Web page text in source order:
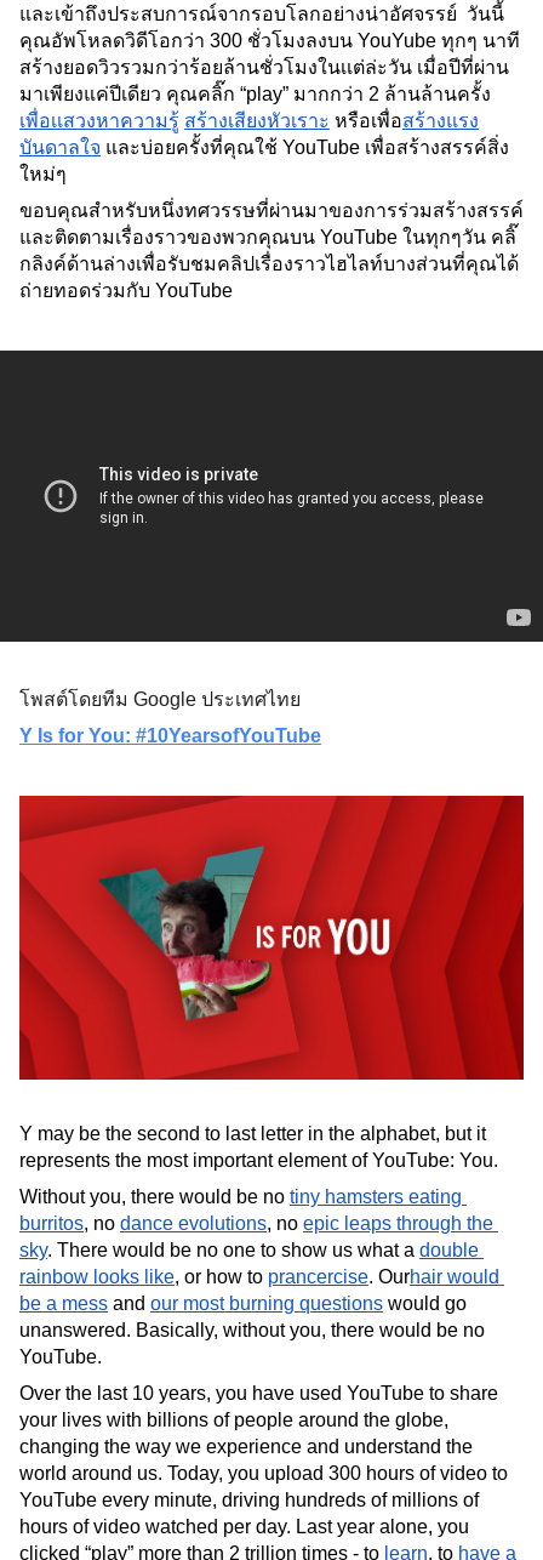
และเข้าถึงประสบการณ์จากรอบโลกอย่างน่าอัศจรรย์  วันนี้
คุณอัพโหลดวิดีโอกว่า 300 ชั่วโมงลงบน YouYube ทุกๆ นาที
สร้างยอดวิวรวมกว่าร้อยล้านชั่วโมงในเเต่ล่ะวัน เมื่อปีที่ผ่าน
มาเพียงแค่ปีเดียว คุณคลิ๊ก “play” มากกว่า 2 ล้านล้านครั้ง
เพื่อเเสวงหาความรู้ สร้างเสียงหัวเราะ หรือเพื่อสร้างแรง
บันดาลใจ และบ่อยครั้งที่คุณใช้ YouTube เพื่อสร้างสรรค์สิ่ง
ใหม่ๆ
ขอบคุณสำหรับหนึ่งทศวรรษที่ผ่านมาของการร่วมสร้างสรรค์
และติดตามเรื่องราวของพวกคุณบน YouTube ในทุกๆวัน คลิ๊
กลิงค์ด้านล่างเพื่อรับชมคลิปเรื่องราวไฮไลท์บางส่วนที่คุณได้
ถ่ายทอดร่วมกับ YouTube
โพสต์โดยทีม Google ประเทศไทย
Y Is for You: #10YearsofYouTube
Y may be the second to last letter in the alphabet, but it
represents the most important element of YouTube: You.
Without you, there would be no tiny hamsters eating
burritos, no dance evolutions, no epic leaps through the
sky. There would be no one to show us what a double
rainbow looks like, or how to prancercise. Ourhair would
be a mess and our most burning questions would go
unanswered. Basically, without you, there would be no
YouTube.
Over the last 10 years, you have used YouTube to share
your lives with billions of people around the globe,
changing the way we experience and understand the
world around us. Today, you upload 300 hours of video to
YouTube every minute, driving hundreds of millions of
hours of video watched per day. Last year alone, you
clicked “play” more than 2 trillion times - to learn, to have a